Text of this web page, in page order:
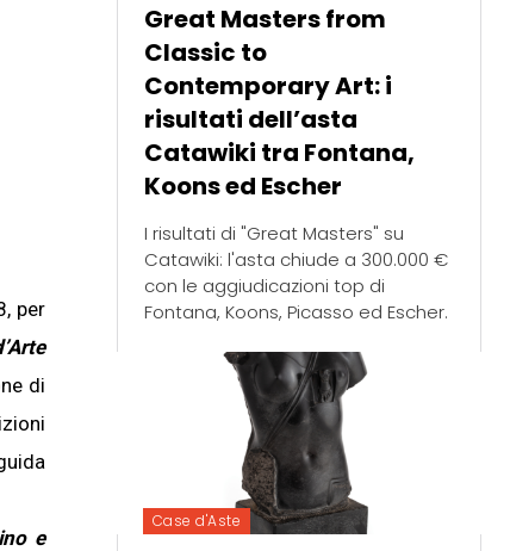
per
di
e
Great Masters from
Classic to
Contemporary Art: i
risultati dell’asta
Catawiki tra Fontana,
Koons ed Escher
I risultati di "Great Masters" su
Catawiki: l'asta chiude a 300.000 €
con le aggiudicazioni top di
Fontana, Koons, Picasso ed Escher.
Case d'Aste